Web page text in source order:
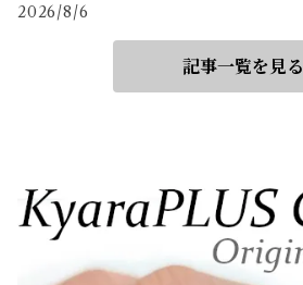
2026/8/6
記事一覧を見る